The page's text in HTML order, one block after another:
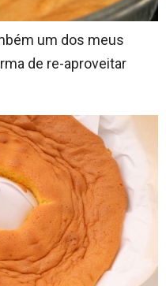
um dos meus
de re-aproveitar